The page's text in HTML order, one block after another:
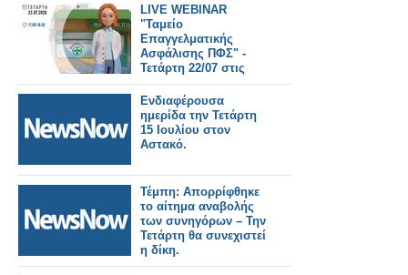
LIVE WEBINAR
"Ταμείο
Επαγγελματικής
Ασφάλισης ΠΦΣ" -
Τετάρτη 22/07 στις
17:00
Ενδιαφέρουσα
ημερίδα την Τετάρτη
15 Ιουλίου στον
Αστακό.
Τέμπη: Απορρίφθηκε
το αίτημα αναβολής
των συνηγόρων – Την
Τετάρτη θα συνεχιστεί
η δίκη.